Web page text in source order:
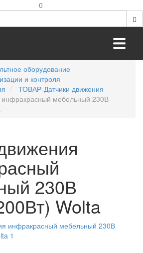
0
оборудование
и контроля
ТОВАР-Датчики движения
инфракрасный мебельный 230В
230В
Wolta